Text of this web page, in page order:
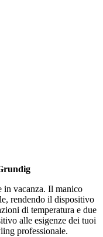
in vacanza. Il manico
rendendo il dispositivo
di temperatura e due
alle esigenze dei tuoi
professionale.